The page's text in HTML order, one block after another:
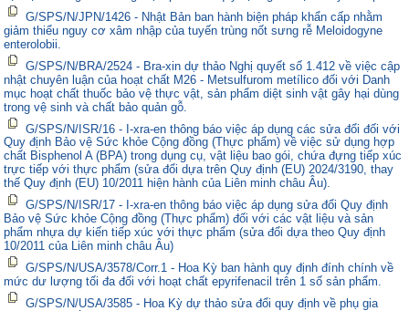
G/SPS/N/JPN/1426 - Nhật Bản ban hành biện pháp khẩn cấp nhằm
giảm thiểu nguy cơ xâm nhập của tuyến trùng nốt sưng rễ Meloidogyne
enterolobii.
G/SPS/N/BRA/2524 - Bra-xin dự thảo Nghị quyết số 1.412 về việc cập
nhật chuyên luận của hoạt chất M26 - Metsulfurom metílico đối với Danh
mục hoạt chất thuốc bảo vệ thực vật, sản phẩm diệt sinh vật gây hại dùng
trong vệ sinh và chất bảo quản gỗ.
G/SPS/N/ISR/16 - I-xra-en thông báo việc áp dụng các sửa đổi đối với
Quy định Bảo vệ Sức khỏe Cộng đồng (Thực phẩm) về việc sử dụng hợp
chất Bisphenol A (BPA) trong dụng cụ, vật liệu bao gói, chứa đựng tiếp xúc
trực tiếp với thực phẩm (sửa đổi dựa trên Quy định (EU) 2024/3190, thay
thế Quy định (EU) 10/2011 hiện hành của Liên minh châu Âu).
G/SPS/N/ISR/17 - I-xra-en thông báo việc áp dụng sửa đổi Quy định
Bảo vệ Sức khỏe Cộng đồng (Thực phẩm) đối với các vật liệu và sản
phẩm nhựa dự kiến tiếp xúc với thực phẩm (sửa đổi dựa theo Quy định
10/2011 của Liên minh châu Âu)
G/SPS/N/USA/3578/Corr.1 - Hoa Kỳ ban hành quy định đính chính về
mức dư lượng tối đa đối với hoạt chất epyrifenacil trên 1 số sản phẩm.
G/SPS/N/USA/3585 - Hoa Kỳ dự thảo sửa đổi quy định về phụ gia